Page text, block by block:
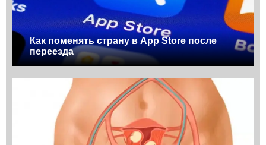
Как поменять страну в App Store после
переезда